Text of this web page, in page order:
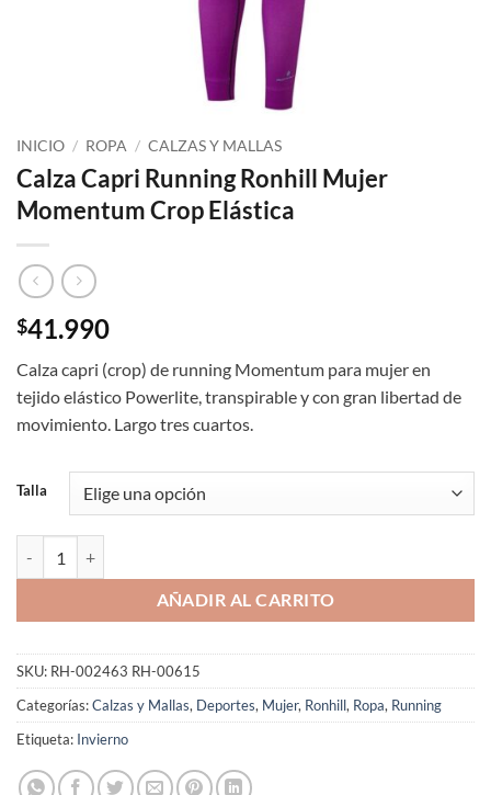
INICIO / ROPA / CALZAS Y MALLAS
Calza Capri Running Ronhill Mujer
Momentum Crop Elástica
$41.990
Calza capri (crop) de running Momentum para mujer en
tejido elástico Powerlite, transpirable y con gran libertad de
movimiento. Largo tres cuartos.
Talla
AÑADIR AL CARRITO
SKU: RH-002463 RH-00615
Categorías:Calzas y Mallas, Deportes, Mujer, Ronhill, Ropa, Running
Etiqueta: Invierno